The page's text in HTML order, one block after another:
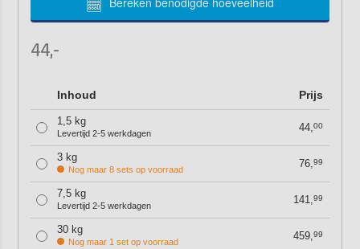
44,-
Inhoud Prijs
1,5 kg
Levertijd 2-5 werkdagen 44,00
3 kg
Nog maar 8 sets op voorraad 76,99
7,5 kg
Levertijd 2-5 werkdagen 141,99
30 kg
Nog maar 1 set op voorraad 459,99